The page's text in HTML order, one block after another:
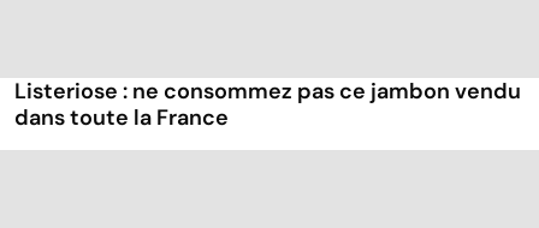
Listeriose : ne consommez pas ce jambon vendu
dans toute la France